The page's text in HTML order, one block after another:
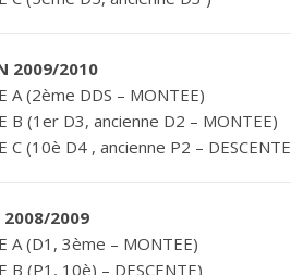
2009/2010
A (2ème DDS – MONTEE)
B (1er D3, ancienne D2 – MONTEE)
C (10è D4 , ancienne P2 –
2008/2009
A (D1, 3ème – MONTEE)
B (P1, 10è) – DESCENTE)